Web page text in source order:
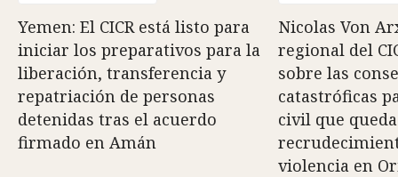
Yemen: El CICR está listo para
iniciar los preparativos para la
liberación, transferencia y
repatriación de personas
detenidas tras el acuerdo
firmado en Amán
Nicolas Von
regional del
sobre las
catastróficas
civil que
violencia en